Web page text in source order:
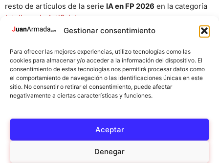
Gestionar consentimiento
Para ofrecer las mejores experiencias, utilizo tecnologías como las
cookies para almacenar y/o acceder a la información del dispositivo. El
consentimiento de estas tecnologías nos permitirá procesar datos como
el comportamiento de navegación o las identificaciones únicas en este
sitio. No consentir o retirar el consentimiento, puede afectar
negativamente a ciertas características y funciones.
Aceptar
Denegar
resto de artículos de la serie IA en FP 2026 en la categoría
Inteligencia Artificial
artificial en educación y Formación Profesional.
Categorías
Inteligencia Artificial
ingresos escalables con ética profesional
Segmentación de clientes con IA: cómo trabajar el